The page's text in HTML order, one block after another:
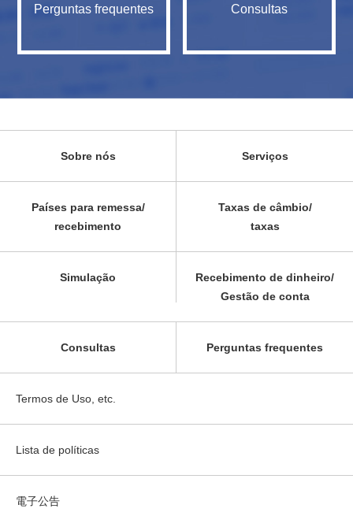
Perguntas frequentes Consultas
Sobre nós Serviços
Países para remessa/
recebimento
Taxas de câmbio/
taxas
Simulação
Recebimento de dinheiro/
Gestão de conta
Consultas Perguntas frequentes
Termos de Uso, etc.
Lista de políticas
電子公告